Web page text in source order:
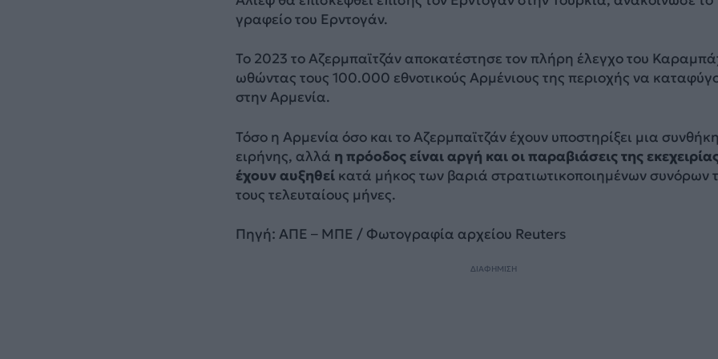
γραφείο του Ερντογάν.
Το 2023 το Αζερμπαϊτζάν αποκατέστησε τον πλήρη έλεγχο του
ωθώντας τους 100.000 εθνοτικούς Αρμένιους της περιοχής να
στην Αρμενία.
Τόσο η Αρμενία όσο και το Αζερμπαϊτζάν έχουν υποστηρίξει μια συνθήκη
ειρήνης, αλλά η πρόοδος είναι αργή και οι παραβιάσεις της
έχουν αυξηθείκατά μήκος των βαριά στρατιωτικοποιημένων συνόρων
τους τελευταίους μήνες.
Πηγή: ΑΠΕ – ΜΠΕ / Φωτογραφία αρχείου Reuters
ΔΙΑΦΗΜΙΣΗ